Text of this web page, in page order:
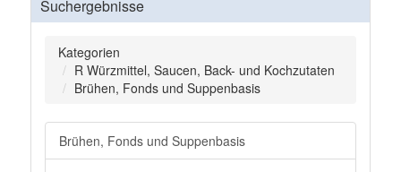
Suchergebnisse
Kategorien
R Würzmittel, Saucen, Back- und Kochzutaten
Brühen, Fonds und Suppenbasis
Brühen, Fonds und Suppenbasis